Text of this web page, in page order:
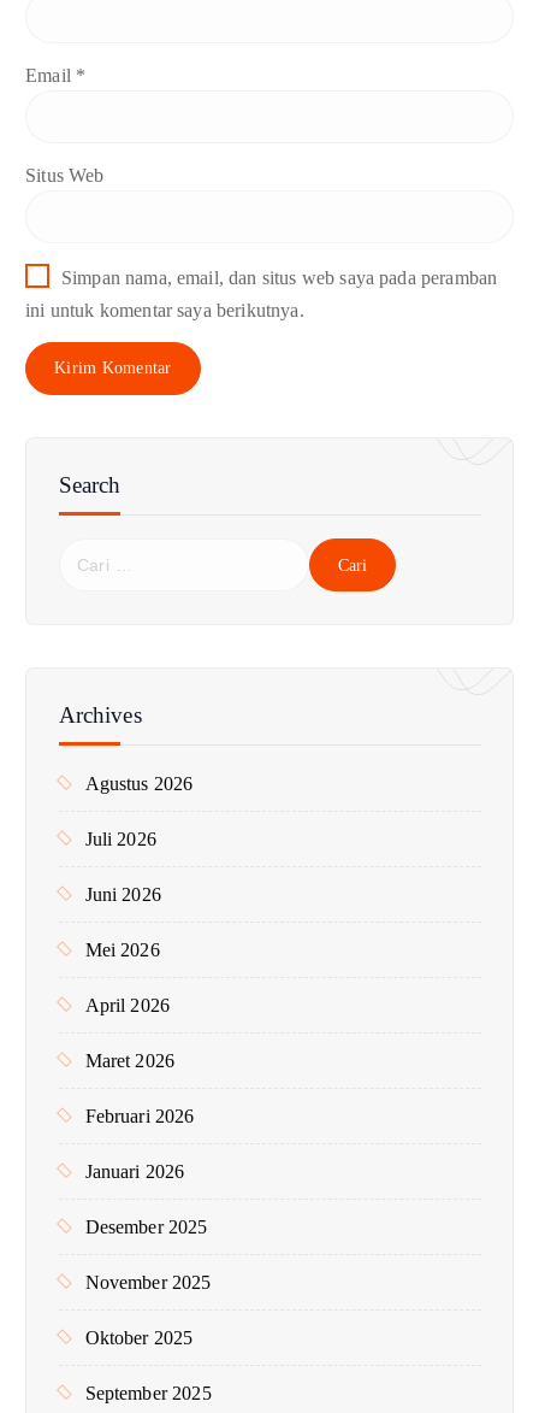
Email *
Situs Web
Simpan nama, email, dan situs web saya pada peramban
ini untuk komentar saya berikutnya.
Search
n
k
Archives
Agustus 2026
Juli 2026
Juni 2026
Mei 2026
April 2026
Maret 2026
Februari 2026
Januari 2026
Desember 2025
November 2025
Oktober 2025
September 2025